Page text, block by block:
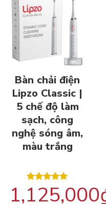
Bàn chải điện
Lipzo Classic |
5 chế độ làm
sạch, công
nghệ sóng âm,
màu trắng
Được xếp
hạng5.00
1,125,000